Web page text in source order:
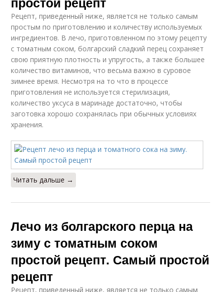
Рецепт, приведенный ниже, является не только самым
простым по приготовлению и количеству используемых
ингредиентов. В лечо, приготовленном по этому рецепту
с томатным соком, болгарский сладкий перец сохраняет
свою приятную плотность и упругость, а также большее
количество витаминов, что весьма важно в суровое
зимнее время. Несмотря на то что в процессе
приготовления не используется стерилизация,
количество уксуса в маринаде достаточно, чтобы
заготовка хорошо сохранялась при обычных условиях
хранения.
Читать дальше →
Лечо из болгарского перца на
зиму с томатным соком
простой рецепт. Самый простой
рецепт
Рецепт, приведенный ниже, является не только самым